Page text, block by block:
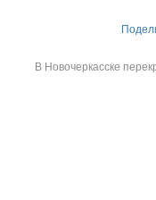
В Новочеркасске